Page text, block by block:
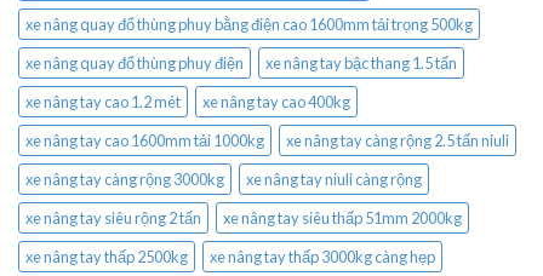
xe nâng quay đổ thùng phuy bằng điện cao 1600mm tải trọng 500kg
xe nâng quay đổ thùng phuy điện
xe nâng tay bậc thang 1.5 tấn
xe nâng tay cao 1.2 mét
xe nâng tay cao 400kg
xe nâng tay cao 1600mm tải 1000kg
xe nâng tay càng rộng 2.5 tấn niuli
xe nâng tay càng rộng 3000kg
xe nâng tay niuli càng rộng
xe nâng tay siêu rộng 2 tấn
xe nâng tay siêu thấp 51mm 2000kg
xe nâng tay thấp 2500kg
xe nâng tay thấp 3000kg càng hẹp